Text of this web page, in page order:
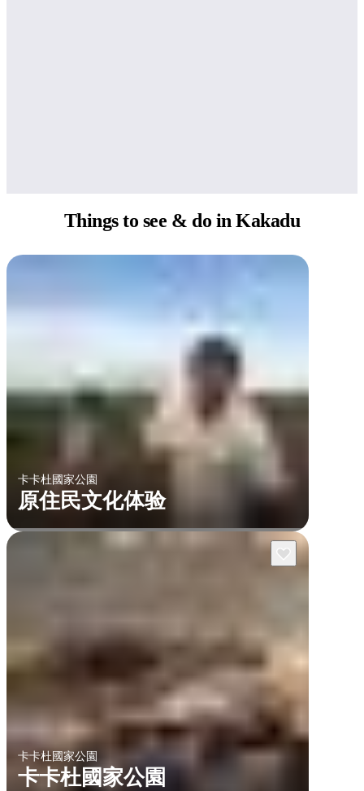
Things to see & do in Kakadu
卡卡杜國家公園
原住民文化体验
卡卡杜國家公園
卡卡杜國家公園